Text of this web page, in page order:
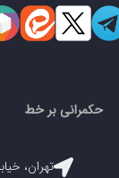
حکمرانی بر خط
تهران،